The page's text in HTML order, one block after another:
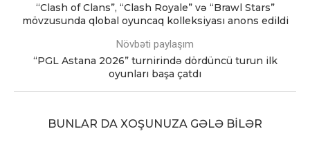
“Clash of Clans”, “Clash Royale” və “Brawl Stars”
mövzusunda qlobal oyuncaq kolleksiyası anons edildi
Növbəti paylaşım
“PGL Astana 2026” turnirində dördüncü turun ilk
oyunları başa çatdı
BUNLAR DA XOŞUNUZA GƏLƏ BILƏR